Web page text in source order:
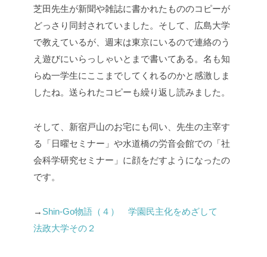
芝田先生が新聞や雑誌に書かれたもののコピーが
どっさり同封されていました。そして、広島大学
で教えているが、週末は東京にいるので連絡のう
え遊びにいらっしゃいとまで書いてある。名も知
らぬ一学生にここまでしてくれるのかと感激しま
したね。送られたコピーも繰り返し読みました。
そして、新宿戸山のお宅にも伺い、先生の主宰す
る「日曜セミナー」や水道橋の労音会館での「社
会科学研究セミナー」に顔をだすようになったの
です。
→ Shin-Go物語（４） 学園民主化をめざして
法政大学その２